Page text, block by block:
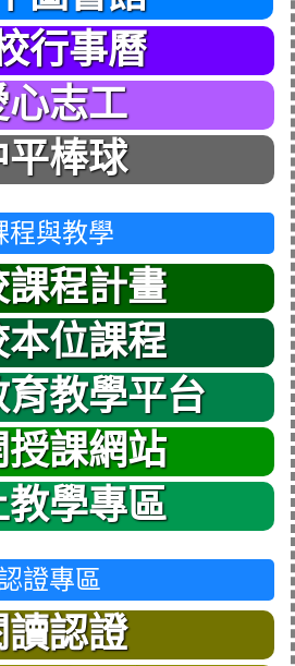
行事曆
心志工
平棒球
程與教學
課程計畫
本位課程
教學平台
授課網站
教學專區
證專區
讀認證